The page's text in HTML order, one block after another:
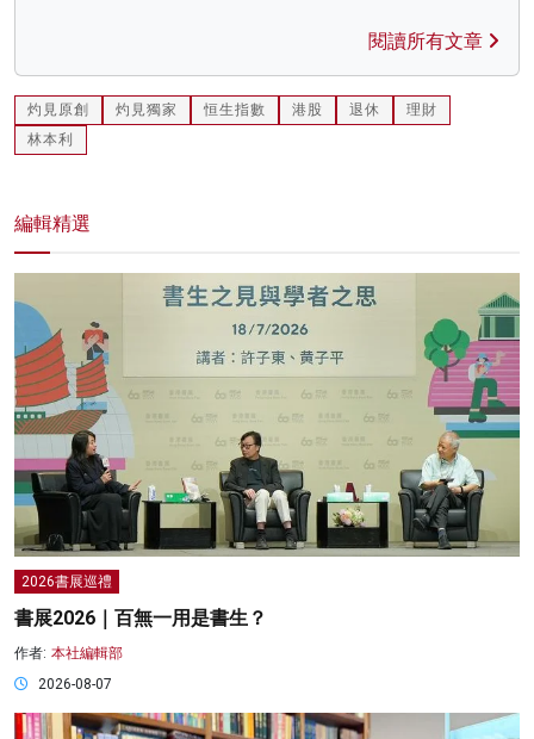
閱讀所有文章
灼見原創 灼見獨家 恒生指數 港股 退休
理財
林本利
編輯精選
2026書展巡禮
書展2026｜百無一用是書生？
作者: 本社編輯部
2026-08-07